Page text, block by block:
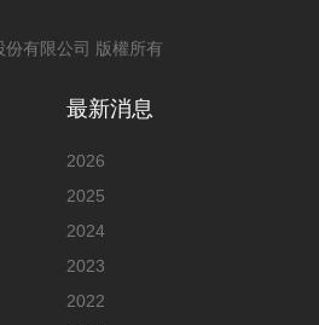
有限公司 版權所有
最新消息
2026
2025
2024
2023
2022